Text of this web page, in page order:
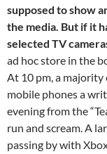
supposed to show
the media. But if it
selected TV
ad hoc store in the
At 10 pm, a
mobile phones a
evening from the
run and scream. A
passing by with